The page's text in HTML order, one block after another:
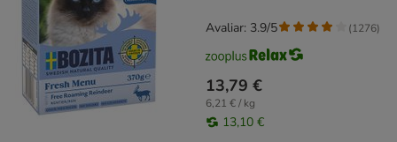
13,79 €
6,21 € / kg
13,10 €
Avaliar: 3.9/5 (1276)